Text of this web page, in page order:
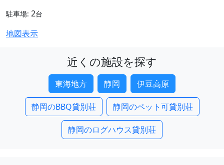
駐車場: 2台
地図表示
近くの施設を探す
東海地方 静岡 伊豆高原
静岡のBBQ貸別荘 静岡のペット可貸別荘
静岡のログハウス貸別荘